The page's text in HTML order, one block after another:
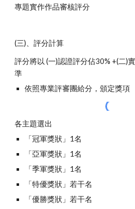
專題實作作品審核評分
(三)、評分計算
評分將以 (一)認證評分佔30% +(二)
準
依照專業評審團給分，頒定獎項
各主題選出
「冠軍獎狀」1名
「亞軍獎狀」1名
「季軍獎狀」1名
「特優獎狀」若干名
「優勝獎狀」若干名